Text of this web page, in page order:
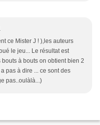
ce Mister J ! ),les auteurs
le jeu... Le résultat est
à bouts on obtient bien 2
pas à dire ... ce sont des
pas..oulàlà...)